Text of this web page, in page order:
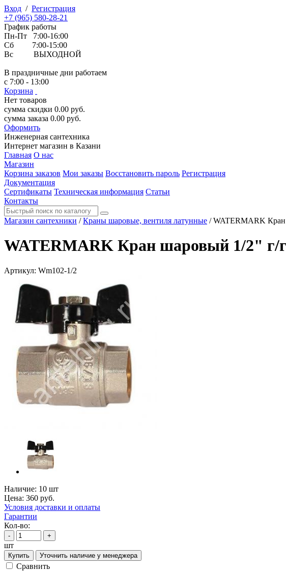
Вход / Регистрация
+7 (965) 580-28-21
График работы
Пн-Пт 7:00-16:00
Сб 7:00-15:00
Вс ВЫХОДНОЙ
В праздничные дни работаем
с 7:00 - 13:00
Корзина
Нет товаров
сумма скидки 0.00 руб.
сумма заказа 0.00 руб.
Оформить
Инженерная сантехника
Интернет магазин в Казани
Главная О нас
Магазин
Корзина заказов Мои заказы Восстановить пароль Регистрация
Документация
Сертификаты Техническая информация Статьи
Контакты
Магазин сантехники / Краны шаровые, вентиля латунные / WATERMARK Кран
WATERMARK Кран шаровый 1/2" г/г
Артикул: Wm102-1/2
Наличие: 10 шт
Цена: 360 руб.
Условия доставки и оплаты
Гарантии
Кол-во:
- +
шт
Купить Уточнить наличие у менеджера
Cравнить